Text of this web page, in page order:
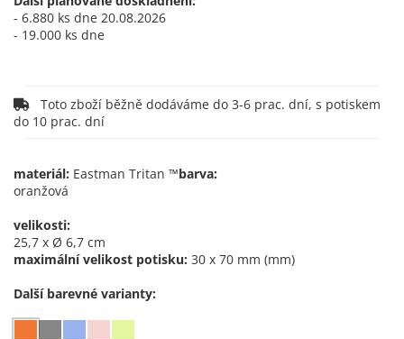
- 6.880 ks dne 20.08.2026
- 19.000 ks dne
Toto zboží běžně dodáváme do 3-6 prac. dní, s potiskem
do 10 prac. dní
materiál: Eastman Tritan ™barva:
oranžová
velikosti:
25,7 x Ø 6,7 cm
maximální velikost potisku: 30 x 70 mm (mm)
Další barevné varianty: